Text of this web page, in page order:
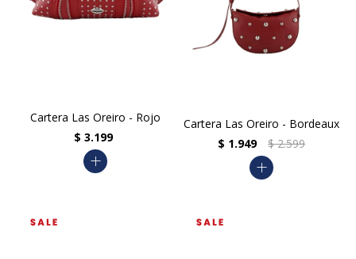
Cartera Las Oreiro - Rojo
$ 3.199
add
Cartera Las Oreiro - Bordeaux
$ 1.949 $ 2.599
add